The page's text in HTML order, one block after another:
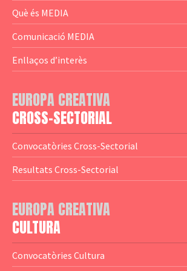
— Audience Cluster
— Altres
Què és MEDIA
— El subprograma MEDIA
— Agència Executiva
— Logotips
Comunicació MEDIA
— Estrenes a Catalunya
— Notícies
— Publicacions
— Guies MEDIA
— Altres Guies
— Presentacions
— Estudis
Enllaços d’interès
EUROPA CREATIVA
CROSS-SECTORIAL
Convocatòries Cross-Sectorial
Resultats Cross-Sectorial
EUROPA CREATIVA
CULTURA
Convocatòries Cultura